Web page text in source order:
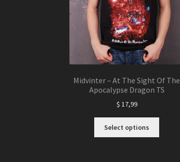
Midvinter – At The Sight Of The
Apocalypse Dragon TS
$ 17,99
Select options